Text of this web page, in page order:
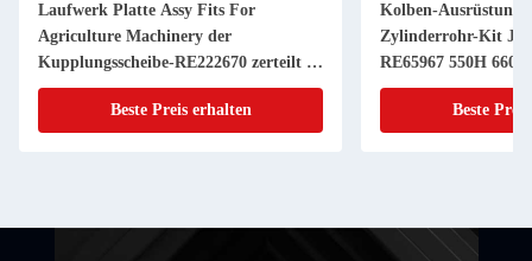
Laufwerk Platte Assy Fits For
Agriculture Machinery der
Kupplungsscheibe-RE222670 zerteilt 11
Zoll 20 KEIL
Beste Preis erhalten
Kolben-Ausrüstung
Zylinderrohr-Kit JDs
RE65967 550H 6603
Powerthch Turbo
Beste